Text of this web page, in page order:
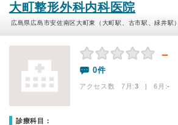
大町整形外科内科医院
広島県広島市安佐南区大町東（大町駅、古市駅、緑井駅）
－
0件
アクセス数 7月:3 | 6月:-
診療科目：